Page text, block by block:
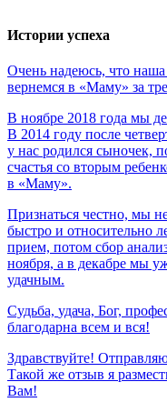
Истории успеха
Очень надеюсь, что наша
вернемся в «Маму» за
В ноябре 2018 года мы
В 2014 году после
у нас родился сыночек,
счастья со вторым
в «Маму».
Признаться честно, мы
быстро и относительно
прием, потом сбор
ноября, а в декабре мы
удачным.
Судьба, удача, Бог,
благодарна всем и вся!
Здравствуйте!
Такой же отзыв я
Вам!